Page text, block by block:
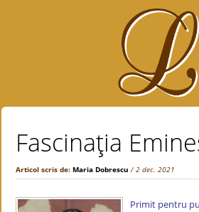
Fascinaţia
Articol scris de:Maria Dobrescu / 2 dec. 2021
Primit pentru